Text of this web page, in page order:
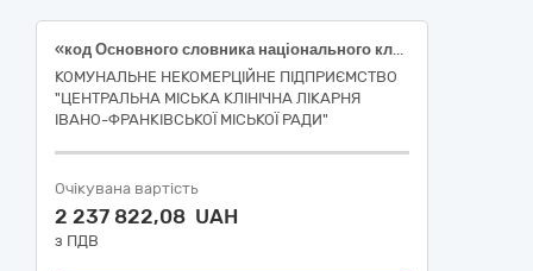
«код Основного словника національного класифікатора України ДК 021:2015 "Єдиний закупівельний словник"– 24455000-8 — Дезінфекційні засоби (Дезінфекційні засоби різні)
КОМУНАЛЬНЕ НЕКОМЕРЦІЙНЕ ПІДПРИЄМСТВО
"ЦЕНТРАЛЬНА МІСЬКА КЛІНІЧНА ЛІКАРНЯ
ІВАНО-ФРАНКІВСЬКОЇ МІСЬКОЇ РАДИ"
Очікувана вартість
2 237 822,08 UAH
з ПДВ